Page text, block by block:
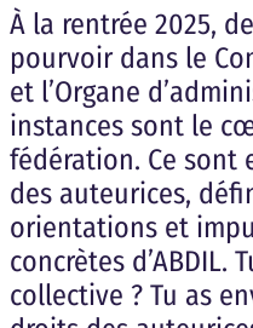
À la rentrée 2025,
pourvoir dans le
et l’Organe
instances sont le
fédération. Ce
des auteurices,
orientations et
concrètes d’ABDIL.
collective ? Tu as